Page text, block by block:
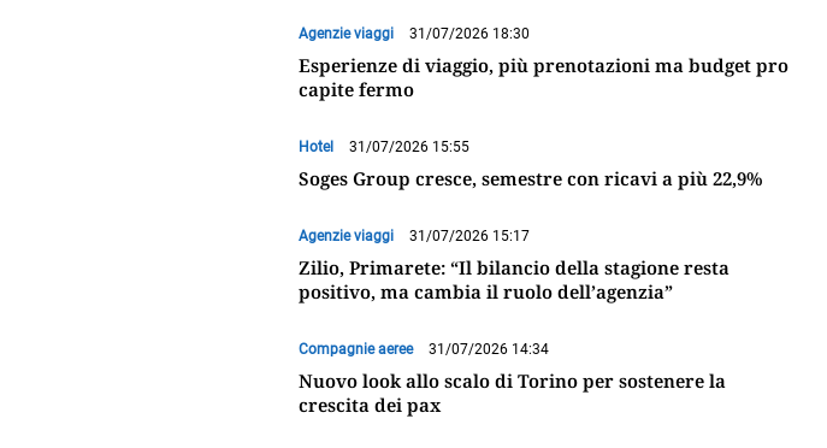
Agenzie viaggi 31/07/2026 18:30
Esperienze di viaggio, più prenotazioni ma budget pro
capite fermo
Hotel 31/07/2026 15:55
Soges Group cresce, semestre con ricavi a più 22,9%
Agenzie viaggi 31/07/2026 15:17
Zilio, Primarete: “Il bilancio della stagione resta
positivo, ma cambia il ruolo dell’agenzia”
Compagnie aeree 31/07/2026 14:34
Nuovo look allo scalo di Torino per sostenere la
crescita dei pax